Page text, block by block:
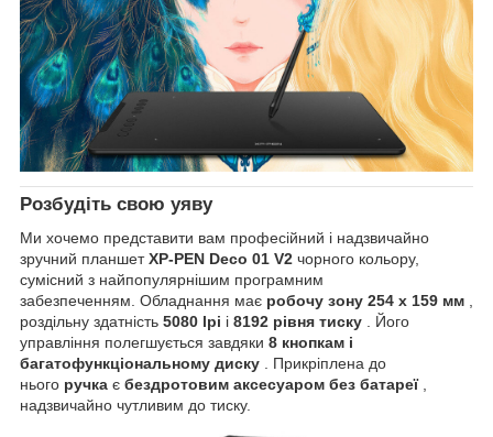
Розбудіть свою уяву
Ми хочемо представити вам професійний і надзвичайно
зручний планшетXP-PEN Deco 01 V2 чорного кольору,
сумісний з найпопулярнішим програмним
забезпеченням. Обладнання має робочу зону 254 x 159 мм
роздільну здатність 5080 lpi і 8192 рівня тиску . Його
управління полегшується завдяки 8 кнопкам і
багатофункціональному диску . Прикріплена до
нього ручка є бездротовим аксесуаром без батареї,
надзвичайно чутливим до тиску.